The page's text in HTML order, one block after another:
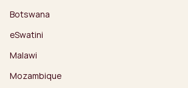
Botswana
eSwatini
Malawi
Mozambique